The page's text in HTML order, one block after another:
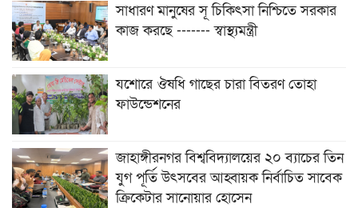
সাধারণ মানুষের সূ চিকিৎসা নিশ্চিতে সরকার
কাজ করছে ------- স্বাস্থ্যমন্ত্রী
যশোরে ঔষধি গাছের চারা বিতরণ তোহা
ফাউন্ডেশনের
জাহাঙ্গীরনগর বিশ্ববিদ্যালয়ের ২০ ব্যাচের তিন
যুগ পূর্তি উৎসবের আহ্বায়ক নির্বাচিত সাবেক
ক্রিকেটার সানোয়ার হোসেন